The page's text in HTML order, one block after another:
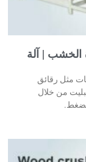
الخشب | آلة
مثل رقائق
من خلال